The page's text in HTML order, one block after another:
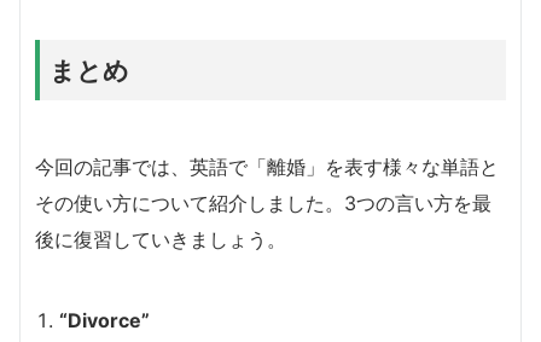
まとめ
今回の記事では、英語で「離婚」を表す様々な単語と
その使い方について紹介しました。3つの言い方を最
後に復習していきましょう。
“Divorce”